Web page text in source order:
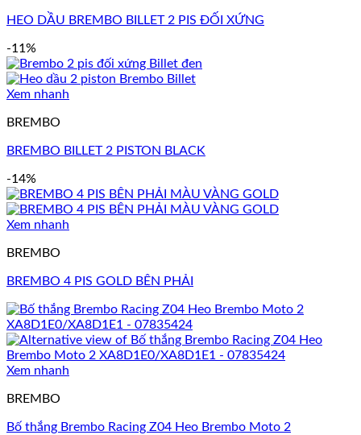
HEO DẦU BREMBO BILLET 2 PIS ĐỐI XỨNG
-11%
Xem nhanh
BREMBO
BREMBO BILLET 2 PISTON BLACK
-14%
Xem nhanh
BREMBO
BREMBO 4 PIS GOLD BÊN PHẢI
Xem nhanh
BREMBO
Bố thắng Brembo Racing Z04 Heo Brembo Moto 2